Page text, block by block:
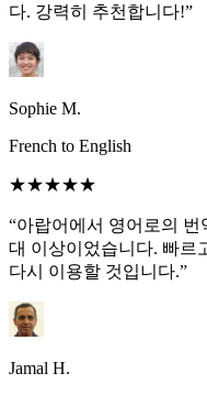
다. 강력히 추천합니다!”
Sophie M.
French to English
★★★★★
“아랍어에서 영어로의 번
대 이상이었습니다. 빠르
다시 이용할 것입니다.”
Jamal H.